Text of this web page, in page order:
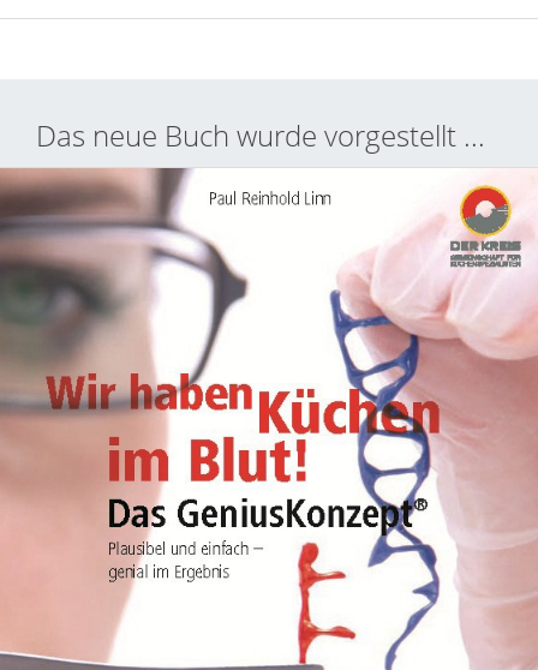
Das neue Buch wurde vorgestellt ...